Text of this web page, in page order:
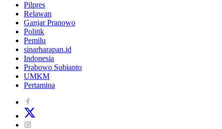
Pilpres
Relawan
Ganjar Pranowo
Politik
Pemilu
sinarharapan.id
Indonesia
Prabowo Subianto
UMKM
Pertamina